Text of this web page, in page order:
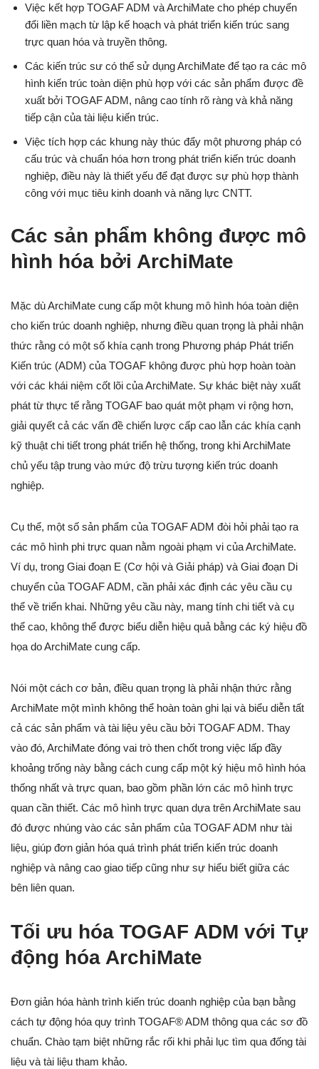
Việc kết hợp TOGAF ADM và ArchiMate cho phép chuyển
đổi liền mạch từ lập kế hoạch và phát triển kiến trúc sang
trực quan hóa và truyền thông.
Các kiến trúc sư có thể sử dụng ArchiMate để tạo ra các mô
hình kiến trúc toàn diện phù hợp với các sản phẩm được đề
xuất bởi TOGAF ADM, nâng cao tính rõ ràng và khả năng
tiếp cận của tài liệu kiến trúc.
Việc tích hợp các khung này thúc đẩy một phương pháp có
cấu trúc và chuẩn hóa hơn trong phát triển kiến trúc doanh
nghiệp, điều này là thiết yếu để đạt được sự phù hợp thành
công với mục tiêu kinh doanh và năng lực CNTT.
Các sản phẩm không được mô
hình hóa bởi ArchiMate
Mặc dù ArchiMate cung cấp một khung mô hình hóa toàn diện
cho kiến trúc doanh nghiệp, nhưng điều quan trọng là phải nhận
thức rằng có một số khía cạnh trong Phương pháp Phát triển
Kiến trúc (ADM) của TOGAF không được phù hợp hoàn toàn
với các khái niệm cốt lõi của ArchiMate. Sự khác biệt này xuất
phát từ thực tế rằng TOGAF bao quát một phạm vi rộng hơn,
giải quyết cả các vấn đề chiến lược cấp cao lẫn các khía cạnh
kỹ thuật chi tiết trong phát triển hệ thống, trong khi ArchiMate
chủ yếu tập trung vào mức độ trừu tượng kiến trúc doanh
nghiệp.
Cụ thể, một số sản phẩm của TOGAF ADM đòi hỏi phải tạo ra
các mô hình phi trực quan nằm ngoài phạm vi của ArchiMate.
Ví dụ, trong Giai đoạn E (Cơ hội và Giải pháp) và Giai đoạn Di
chuyển của TOGAF ADM, cần phải xác định các yêu cầu cụ
thể về triển khai. Những yêu cầu này, mang tính chi tiết và cụ
thể cao, không thể được biểu diễn hiệu quả bằng các ký hiệu đồ
họa do ArchiMate cung cấp.
Nói một cách cơ bản, điều quan trọng là phải nhận thức rằng
ArchiMate một mình không thể hoàn toàn ghi lại và biểu diễn tất
cả các sản phẩm và tài liệu yêu cầu bởi TOGAF ADM. Thay
vào đó, ArchiMate đóng vai trò then chốt trong việc lấp đầy
khoảng trống này bằng cách cung cấp một ký hiệu mô hình hóa
thống nhất và trực quan, bao gồm phần lớn các mô hình trực
quan cần thiết. Các mô hình trực quan dựa trên ArchiMate sau
đó được nhúng vào các sản phẩm của TOGAF ADM như tài
liệu, giúp đơn giản hóa quá trình phát triển kiến trúc doanh
nghiệp và nâng cao giao tiếp cũng như sự hiểu biết giữa các
bên liên quan.
Tối ưu hóa TOGAF ADM với Tự
động hóa ArchiMate
Đơn giản hóa hành trình kiến trúc doanh nghiệp của bạn bằng
cách tự động hóa quy trình TOGAF® ADM thông qua các sơ đồ
chuẩn. Chào tạm biệt những rắc rối khi phải lục tìm qua đống tài
liệu và tài liệu tham khảo.